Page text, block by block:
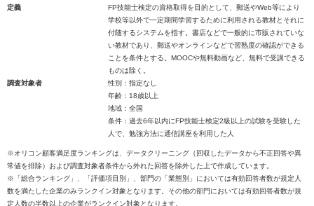
定義
FP技能士検定の資格取得を目的として、郵送やWeb等により
学校等以外で一定期間学習するために利用される教材とそれに
付随するシステムを指す。書店などで一般的に市販されていな
い教材であり、郵送やオンラインなどで習熟度の確認ができる
ことを条件とする。MOOCや無料動画など、無料で受講できる
ものは除く。
調査対象者
性別：指定なし
年齢：18歳以上
地域：全国
条件：過去6年以内にFP技能士検定2級以上の試験を受験した
人で、勉強方法に通信講座を利用した人
※オリコン顧客満足度ランキングは、データクリーニング（回収したデータから不正回答や異
常値を排除）および調査対象者条件から外れた回答を除外した上で作成しています。
※「総合ランキング」、「評価項目別」、部門の「業態別」においては有効回答者数が規定人
数を満たした企業のみランクイン対象となります。その他の部門においては有効回答者数が規
定人数の半数以上の企業がランクイン対象となります。